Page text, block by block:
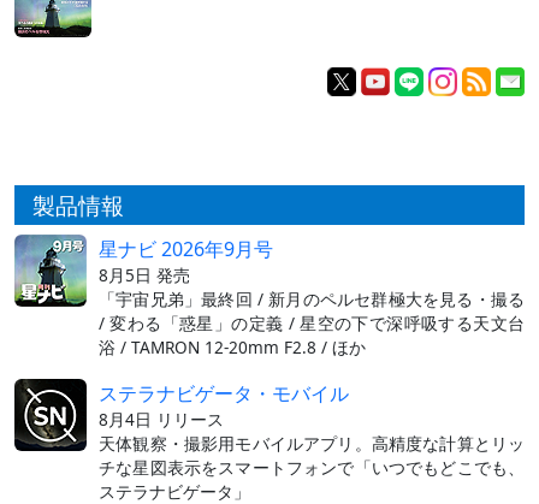
製品情報
星ナビ 2026年9月号
8月5日 発売
「宇宙兄弟」最終回 / 新月のペルセ群極大を見る・撮る
/ 変わる「惑星」の定義 / 星空の下で深呼吸する天文台
浴 / TAMRON 12-20mm F2.8 / ほか
ステラナビゲータ・モバイル
8月4日 リリース
天体観察・撮影用モバイルアプリ。高精度な計算とリッ
チな星図表示をスマートフォンで「いつでもどこでも、
ステラナビゲータ」